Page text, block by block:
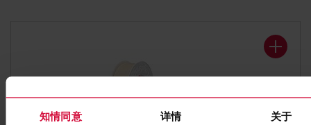
知情同意 详情 关于